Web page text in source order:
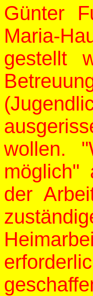
Günter
Maria-
gestellt
wollen.
möglich"
der